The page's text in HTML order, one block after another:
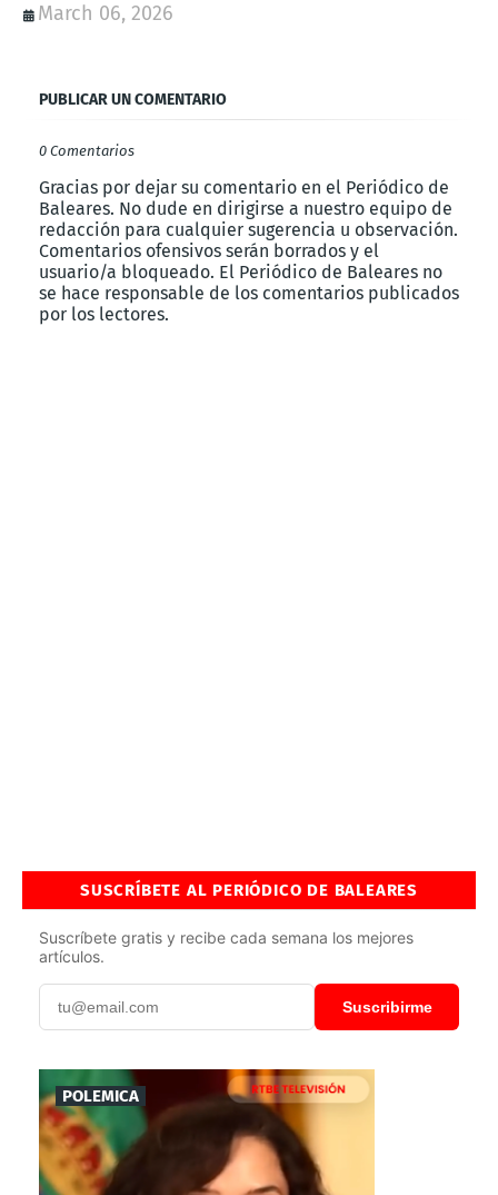
March 06, 2026
PUBLICAR UN COMENTARIO
0 Comentarios
Gracias por dejar su comentario en el Periódico de
Baleares. No dude en dirigirse a nuestro equipo de
redacción para cualquier sugerencia u observación.
Comentarios ofensivos serán borrados y el
usuario/a bloqueado. El Periódico de Baleares no
se hace responsable de los comentarios publicados
por los lectores.
SUSCRÍBETE AL PERIÓDICO DE BALEARES
Suscríbete gratis y recibe cada semana los mejores
artículos.
Suscribirme
POLEMICA